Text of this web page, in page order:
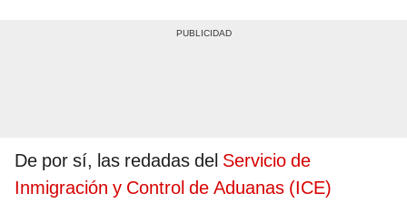
De por sí, las redadas del Servicio de
Inmigración y Control de Aduanas (ICE)